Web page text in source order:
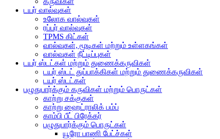
டயர் வால்வுகள்
உலோக வால்வுகள்
ரப்பர் வால்வுகள்
TPMS கிட்கள்
வால்வுகள், மூடிகள் மற்றும் உள்ளகங்கள்
வால்வுகள் நீட்டிப்புகள்
டயர் ஸ்டட்கள் மற்றும் துணைக்கருவிகள்
டயர் ஸ்டட் துப்பாக்கிகள் மற்றும் துணைக்கருவிகள்
டயர் ஸ்டட்கள்
பழுதுபார்க்கும் கருவிகள் மற்றும் பொருட்கள்
காற்று சக்குகள்
காற்று ஹைட்ராலிக் பம்ப்
காம்பி பீட் பிரேக்கர்
பழுதுபார்க்கும் பொருட்கள்
யூரோ பாணி பேட்ச்கள்